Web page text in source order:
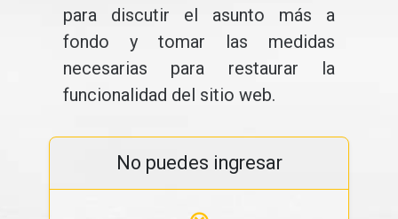
para discutir el asunto más a
fondo y tomar las medidas
necesarias para restaurar la
funcionalidad del sitio web.
No puedes ingresar